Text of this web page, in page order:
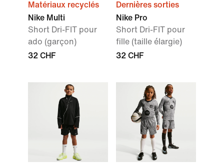
Matériaux recyclés
Nike Multi
Short Dri-FIT pour
ado (garçon)
32 CHF
Dernières sorties
Nike Pro
Short Dri-FIT pour
fille (taille élargie)
32 CHF